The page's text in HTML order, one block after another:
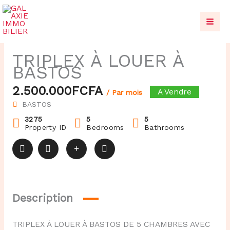
Aller
contenu
TRIPLEX À LOUER À
BASTOS
2.500.000FCFA / Par mois A Vendre
BASTOS
3275
Property ID
5
Bedrooms
5
Bathrooms
Description
TRIPLEX À LOUER À BASTOS DE 5 CHAMBRES AVEC